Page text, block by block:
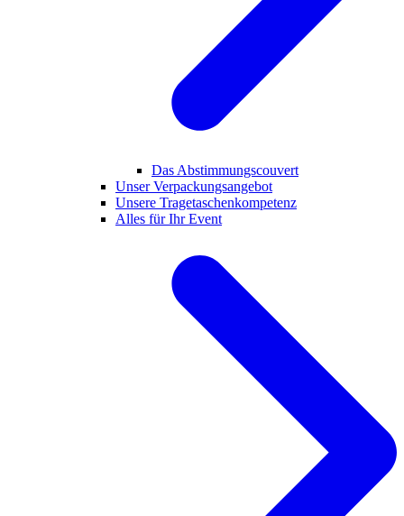
Das Abstimmungscouvert
Unser Verpackungsangebot
Unsere Tragetaschenkompetenz
Alles für Ihr Event